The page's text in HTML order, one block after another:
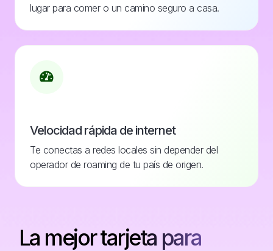
lugar para comer o un camino seguro a casa.
Velocidad rápida de internet
Te conectas a redes locales sin depender del
operador de roaming de tu país de origen.
La mejor tarjeta para